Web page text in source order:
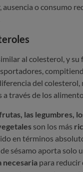
o consumo
al colesterol, y
del
través de los
las legumbres,
son los más
en términos
sésamo aporta solo
necesariapara reducir